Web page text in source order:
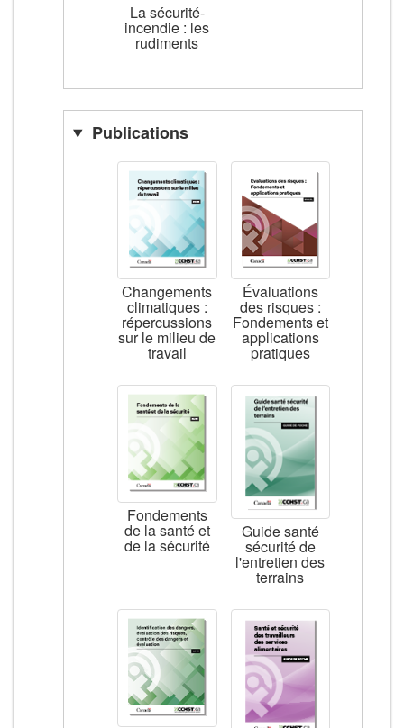
La sécurité-
incendie : les
rudiments
Publications
Changements
climatiques :
répercussions
sur le milieu de
travail
Évaluations
des risques :
Fondements et
applications
pratiques
Fondements
de la santé et
de la sécurité
Guide santé
sécurité de
l'entretien des
terrains